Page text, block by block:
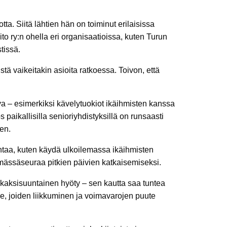
Siitä lähtien hän on toiminut erilaisissa
ry:n ohella eri organisaatioissa, kuten Turun
vaikeitakin asioita ratkoessa. Toivon, että
– esimerkiksi kävelytuokiot ikäihmisten kanssa
paikallisilla senioriyhdistyksillä on runsaasti
kuten käydä ulkoilemassa ikäihmisten
pitkien päivien katkaisemiseksi.
hyöty – sen kautta saa tuntea
joiden liikkuminen ja voimavarojen puute